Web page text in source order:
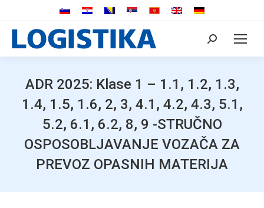
Search:
ADR 2025: Klase 1 – 1.1, 1.2, 1.3,
1.4, 1.5, 1.6, 2, 3, 4.1, 4.2, 4.3, 5.1,
5.2, 6.1, 6.2, 8, 9 -STRUČNO
OSPOSOBLJAVANJE VOZAČA ZA
PREVOZ OPASNIH MATERIJA